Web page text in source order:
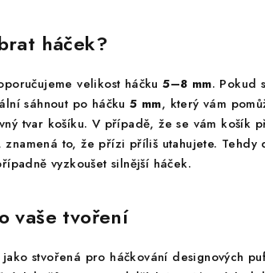
háček?
velikost háčku5–8 mm. Pokud
sáhnout po háčku5 mm, který vám
tvar košíku. V případě, že se vám košík
znamená to, že přízi příliš utahujete. Tehdy
vyzkoušet silnější háček.
vaše tvoření
stvořená pro háčkování designových